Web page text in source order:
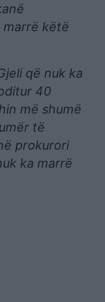
marrë këtë
që nuk ka
40
më shumë
të
prokurori
ka marrë